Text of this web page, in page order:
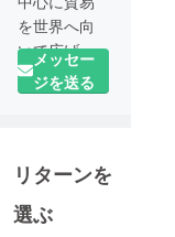
を世界へ向
いて広げ
る、基本理
念に基づい
をもって全
案・提供す
メッセー
ジを送る
リターンを
選ぶ